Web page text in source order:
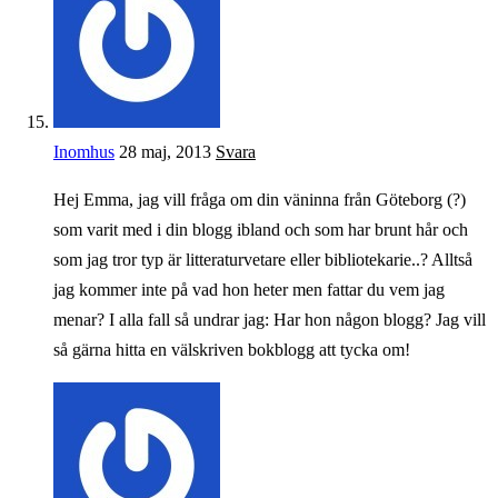
Inomhus 28 maj, 2013 Svara
Hej Emma, jag vill fråga om din väninna från Göteborg (?)
som varit med i din blogg ibland och som har brunt hår och
som jag tror typ är litteraturvetare eller bibliotekarie..? Alltså
jag kommer inte på vad hon heter men fattar du vem jag
menar? I alla fall så undrar jag: Har hon någon blogg? Jag vill
så gärna hitta en välskriven bokblogg att tycka om!